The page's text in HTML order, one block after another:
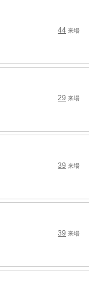
44 来場
29 来場
39 来場
39 来場